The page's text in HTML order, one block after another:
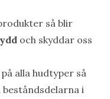
så blir
och skyddar oss
alla hudtyper så
beståndsdelarna i